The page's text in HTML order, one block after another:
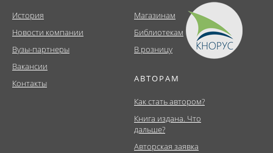
История
Новости компании
Вузы-партнеры
Вакансии
Контакты
Магазинам
Библиотекам
В розницу
АВТОРАМ
Как стать автором?
Книга издана. Что
дальше?
Авторская заявка